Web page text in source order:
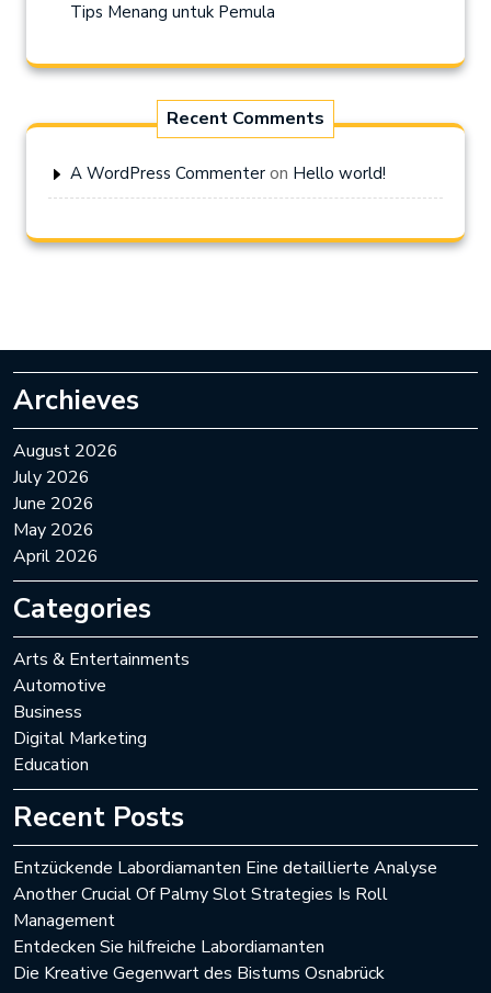
Tips Menang untuk Pemula
Recent Comments
A WordPress Commenter on Hello world!
Archieves
August 2026
July 2026
June 2026
May 2026
April 2026
Categories
Arts & Entertainments
Automotive
Business
Digital Marketing
Education
Recent Posts
Entzückende Labordiamanten Eine detaillierte Analyse
Another Crucial Of Palmy Slot Strategies Is Roll
Management
Entdecken Sie hilfreiche Labordiamanten
Die Kreative Gegenwart des Bistums Osnabrück